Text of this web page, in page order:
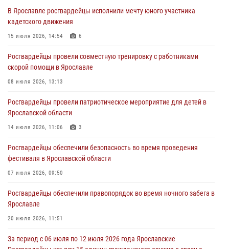
Росгвардейцы изъяли 41 единицу гражданского оружия в связи с
нарушением законодательства
30 июля 2026, 11:51
В региональном управлении Росгвардии состоялся молебен,
приуроченный к празднику Крещения Руси
28 июля 2026, 14:56
Ярославские росгвардейцы за прошедшую неделю совершили
более 250 выездов по сигналам «Тревога»
27 июля 2026, 08:59
Росгвардейцы обеспечили правопорядок во время массового
забега в Ярославле
27 июля 2026, 07:16
В Ярославле росгвардейцы исполнили мечту юного участника
кадетского движения
15 июля 2026, 14:54 6
Росгвардейцы провели совместную тренировку с работниками
скорой помощи в Ярославле
08 июля 2026, 13:13
Росгвардейцы провели патриотическое мероприятие для детей в
Ярославской области
14 июля 2026, 11:06 3
Росгвардейцы обеспечили безопасность во время проведения
фестиваля в Ярославской области
07 июля 2026, 09:50
Росгвардейцы обеспечили правопорядок во время ночного забега в
Ярославле
20 июля 2026, 11:51
За период с 06 июля по 12 июля 2026 года Ярославские